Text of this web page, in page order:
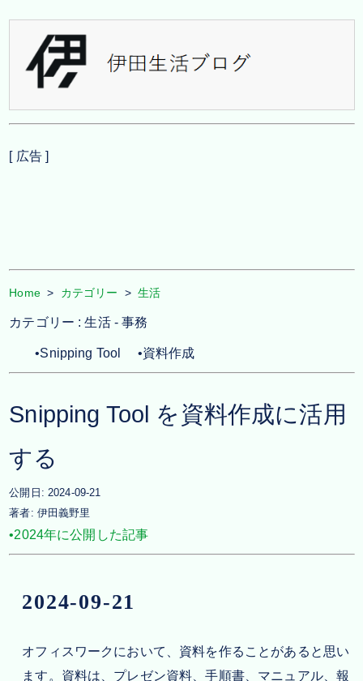
[ 広告 ]
Home> カテゴリー >生活
カテゴリー : 生活 - 事務
•Snipping Tool •資料作成
Snipping Tool を資料作成に活用
する
公開日: 2024-09-21
著者: 伊田義野里
•2024年に公開した記事
2024-09-21
オフィスワークにおいて、資料を作ることがあると思い
ます。資料は、プレゼン資料、手順書、マニュアル、報